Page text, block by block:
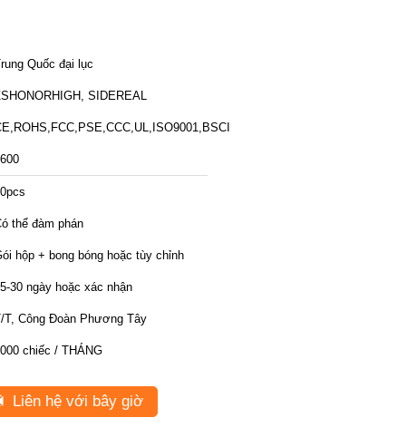
Quốc đại lục
SIDEREAL
thể đàm phán
hộp + bong bóng hoặc tùy chỉnh
30 ngày hoặc xác nhận
T, Công Đoàn Phương Tây
chiếc / THÁNG
Liên hệ với bây giờ